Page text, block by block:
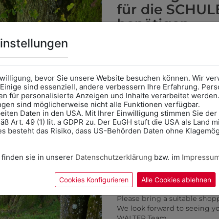
3413030SCHW
LEDERGÜRTEL
€ 22,90
€ 79,90
ZULETZT ANGESEHEN
bevor Sie unsere Website besuchen können. Wir
sind essenziell, andere verbessern Ihre Erfahrung.
für personalisierte Anzeigen und Inhalte verarbeitet
sind möglicherweise nicht alle Funktionen verfügbar.
Daten in den USA. Mit Ihrer Einwilligung stimmen Sie
Art. 49 (1) lit. a GDPR zu. Der EuGH stuft die USA als Land
besteht das Risiko, dass US-Behörden Daten ohne
sie in unserer Datenschutzerklärung bzw. im
Cookies Konfigurieren Alle Cookies ablehnen
für die
benötigen
AnprobeVorort im
das Kalendersymbol.
Ohne Termin kann es zu
Bitte nehmen Sie eine
für Ihren Einkauf mit.
Wir freuen uns - Das
correct school.
calendar icon.
Without an appointment,
Please bring a suitable
We look forward to seeing